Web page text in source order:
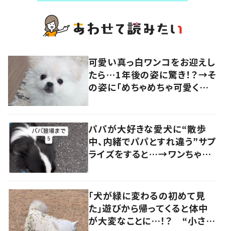
可愛い真っ白ワンコをお迎えし
たら…1年後の姿に驚き！？→そ
の姿に「めちゃめちゃ可愛くて
パパが大好きな愛犬に“散歩
中、内緒でパパとすれ違う”サプ
ライズをすると…→ワンちゃん
「犬が緑に変わるの初めて見
た」遊びから帰ってくると体中
が大変なことに…！？ “小さい